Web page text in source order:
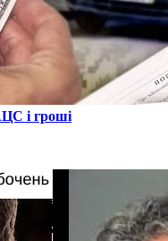
і гроші